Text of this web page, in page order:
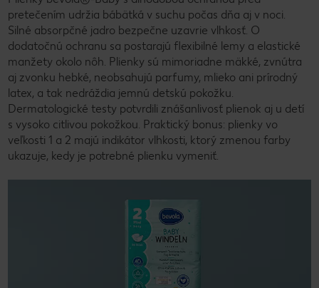
pretečením udržia bábätká v suchu počas dňa aj v noci.
Silné absorpčné jadro bezpečne uzavrie vlhkosť. O
dodatočnú ochranu sa postarajú flexibilné lemy a elastické
manžety okolo nôh. Plienky sú mimoriadne mäkké, zvnútra
aj zvonku hebké, neobsahujú parfumy, mlieko ani prírodný
latex, a tak nedráždia jemnú detskú pokožku.
Dermatologické testy potvrdili znášanlivosť plienok aj u detí
s vysoko citlivou pokožkou. Praktický bonus: plienky vo
veľkosti 1 a 2 majú indikátor vlhkosti, ktorý zmenou farby
ukazuje, kedy je potrebné plienku vymeniť.